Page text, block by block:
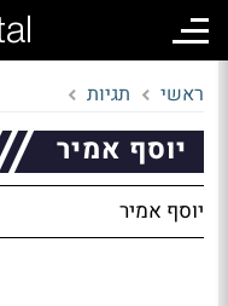
ראשי תגיות
יוסף אמיר
יוסף אמיר